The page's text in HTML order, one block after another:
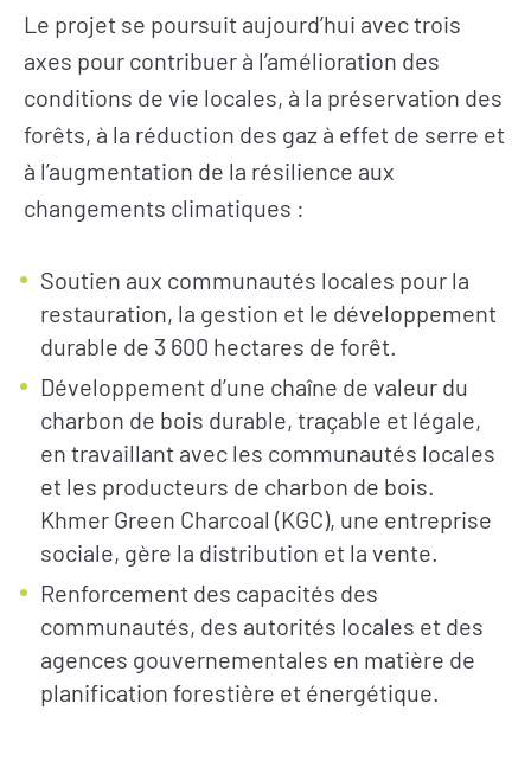
L’actualité des
projets
Guides et
études
Décryptages
Entreprises
Institutions et
collectivités
Fondations
Le projet se poursuit aujourd’hui avec trois
axes pour contribuer à l’amélioration des
conditions de vie locales, à la préservation des
forêts, à la réduction des gaz à effet de serre et
à l’augmentation de la résilience aux
changements climatiques :
Soutien aux communautés locales pour la
restauration, la gestion et le développement
durable de 3 600 hectares de forêt.
Développement d’une chaîne de valeur du
charbon de bois durable, traçable et légale,
en travaillant avec les communautés locales
et les producteurs de charbon de bois.
Khmer Green Charcoal (KGC), une entreprise
sociale, gère la distribution et la vente.
Renforcement des capacités des
communautés, des autorités locales et des
agences gouvernementales en matière de
planification forestière et énergétique.